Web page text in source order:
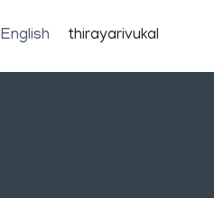
English thirayarivukal